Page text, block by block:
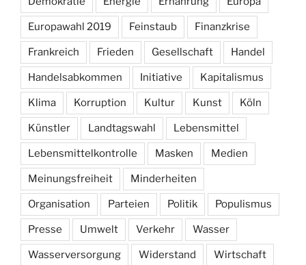
Europawahl 2019 Feinstaub Finanzkrise
Frankreich Frieden Gesellschaft Handel
Handelsabkommen Initiative Kapitalismus
Klima Korruption Kultur Kunst Köln
Künstler Landtagswahl Lebensmittel
Lebensmittelkontrolle Masken Medien
Meinungsfreiheit Minderheiten
Organisation Parteien Politik Populismus
Presse Umwelt Verkehr Wasser
Wasserversorgung Widerstand Wirtschaft